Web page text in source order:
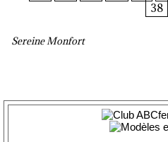
38
Sereine Monfort